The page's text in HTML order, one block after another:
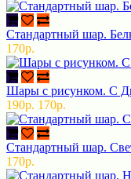
Стандартный шар.
170р.
Шары с рисунком. С
190р. 170р.
Стандартный шар.
170р.